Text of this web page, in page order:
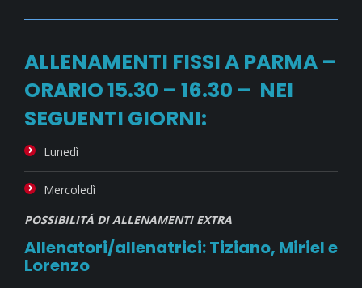
ALLENAMENTI FISSI A PARMA –
ORARIO 15.30 – 16.30 – NEI
SEGUENTI GIORNI:
Lunedì
Mercoledì
POSSIBILITÁ DI ALLENAMENTI EXTRA
Allenatori/allenatrici: Tiziano, Miriel e
Lorenzo